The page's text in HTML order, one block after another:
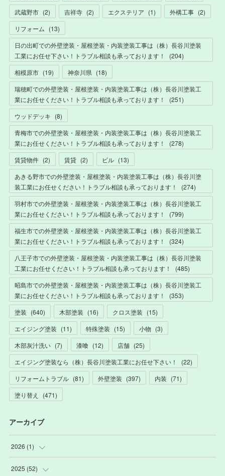
武蔵野市 (2) 吉祥寺 (2) エクステリア (1) 外構工事 (2)
リフォーム (13)
日の出町での外壁塗装・屋根塗装・内装塗装工事は（株）長谷川塗装
工業にお任せ下さい！トラブル相談も承っております！
(204)
相模原市 (19) 神奈川県 (18)
瑞穂町での外壁塗装・屋根塗装・内装塗装工事は（株）長谷川塗装工
業にお任せください！トラブル相談も承っております！
(251)
ウッドデッキ (8)
青梅市での外壁塗装・屋根塗装・内装塗装工事は（株）長谷川塗装工
業にお任せください！トラブル相談も承っております！
(278)
賃貸物件 (2) 賃貸 (2) ビル (13)
あきる野市での外壁塗装・屋根塗装・内装塗装工事は（株）長谷川塗
装工業にお任せください！トラブル相談も承っております！
(274)
羽村市での外壁塗装・屋根塗装・内装塗装工事は（株）長谷川塗装工
業にお任せください！トラブル相談も承っております！
(799)
福生市での外壁塗装・屋根塗装・内装塗装工事は（株）長谷川塗装工
業にお任せください！トラブル相談も承っております！
(324)
八王子市での外壁塗装・屋根塗装・内装塗装工事は（株）長谷川塗装
工業にお任せください！トラブル相談も承っております！
(485)
昭島市での外壁塗装・屋根塗装・内装塗装工事は（株）長谷川塗装工
業にお任せください！トラブル相談も承っております！
(353)
塗装 (640) 木部塗装 (16) クロス塗装 (15)
エイジング塗装 (11) 特殊塗装 (15) 小物 (3)
木部灰汁洗い (7) 漆喰 (12) 店舗 (25)
エイジング塗装なら（株）長谷川塗装工業にお任せ下さい！
(22)
リフォームトラブル (81) 外壁塗装 (397) 内装 (71)
塗り替え
(471)
アーカイブ
2026 (1)
(1
2025 (52)